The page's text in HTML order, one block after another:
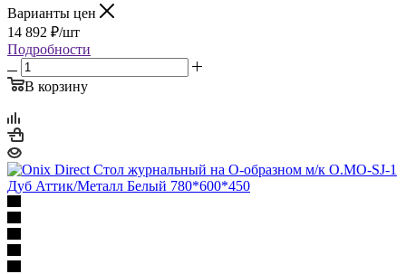
Варианты цен
14 892 ₽/шт
Подробности
В корзину